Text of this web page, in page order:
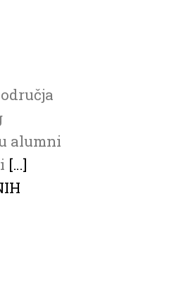
alumni
[…]